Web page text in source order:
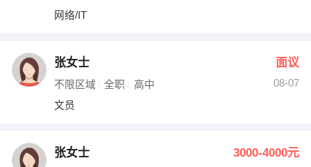
网络/IT
张女士 面议
不限区域 全职 高中
08-07
文员
张女士 3000-4000元